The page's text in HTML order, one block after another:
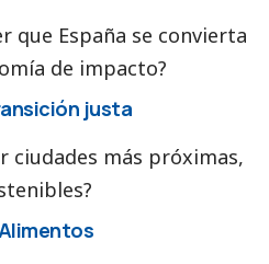
que España se convierta
de impacto?
justa
ciudades más próximas,